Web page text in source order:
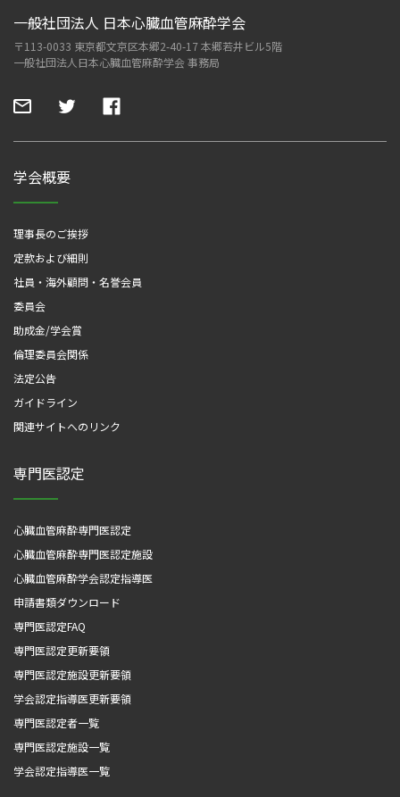
一般社団法人 日本心臓血管麻酔学会
〒113-0033 東京都文京区本郷2-40-17 本郷若井ビル5階
一般社団法人日本心臓血管麻酔学会 事務局
学会概要
理事長のご挨拶
定款および細則
社員・海外顧問・名誉会員
委員会
助成金/学会賞
倫理委員会関係
法定公告
ガイドライン
関連サイトへのリンク
専門医認定
心臓血管麻酔専門医認定
心臓血管麻酔専門医認定施設
心臓血管麻酔学会認定指導医
申請書類ダウンロード
専門医認定FAQ
専門医認定更新要領
専門医認定施設更新要領
学会認定指導医更新要領
専門医認定者一覧
専門医認定施設一覧
学会認定指導医一覧